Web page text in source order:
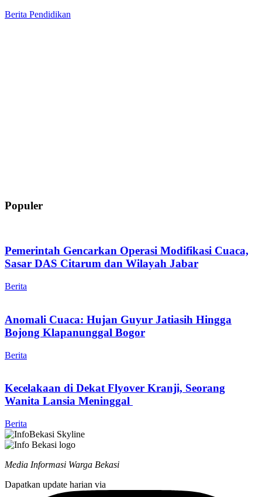
Berita Pendidikan
Populer
Pemerintah Gencarkan Operasi Modifikasi Cuaca,
Sasar DAS Citarum dan Wilayah Jabar
Berita
Anomali Cuaca: Hujan Guyur Jatiasih Hingga
Bojong Klapanunggal Bogor
Berita
Kecelakaan di Dekat Flyover Kranji, Seorang
Wanita Lansia Meninggal
Berita
Media Informasi Warga Bekasi
Dapatkan update harian via